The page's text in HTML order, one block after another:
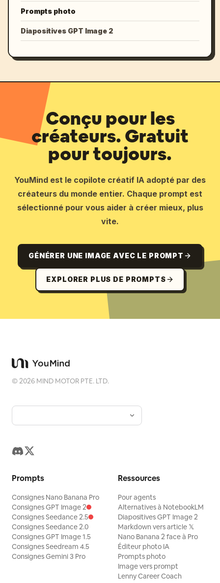
Prompts photo
Diapositives GPT Image 2
Conçu pour les
créateurs. Gratuit
pour toujours.
YouMind est le copilote créatif IA adopté par des
créateurs du monde entier. Chaque prompt est
sélectionné pour vous aider à créer mieux, plus
vite.
GÉNÉRER UNE IMAGE AVEC LE PROMPT
EXPLORER PLUS DE PROMPTS
©2026 MIND MOTOR PTE. LTD.
Prompts
Consignes Nano Banana Pro
Consignes GPT Image 2
Consignes Seedance 2.5
Consignes Seedance 2.0
Consignes GPT Image 1.5
Consignes Seedream 4.5
Consignes Gemini 3 Pro
Ressources
Pour agents
Alternatives à NotebookLM
Diapositives GPT Image 2
Markdown vers article 𝕏
Nano Banana 2 face à Pro
Éditeur photo IA
Prompts photo
Image vers prompt
Lenny Career Coach